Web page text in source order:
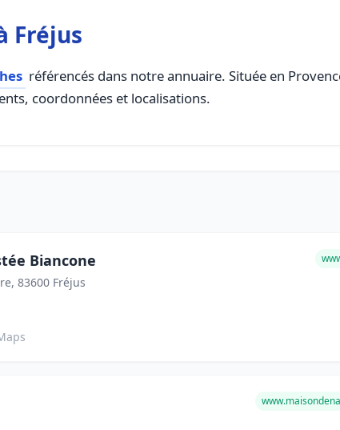
Fréjus
référencés dans notre annuaire. Située en
coordonnées et localisations.
Biancone
83600 Fréjus